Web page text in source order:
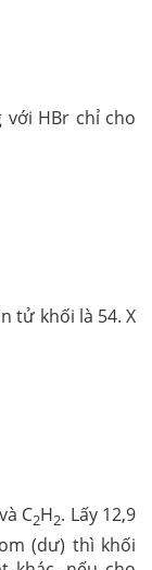
với HBr chỉ cho
tử khối là 54. X
và C2H2. Lấy 12,9
(dư) thì khối